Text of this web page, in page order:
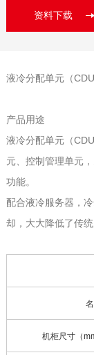
资料下载
液冷分配单元（CDU
产品用途
液冷分配单元（
元、控制管理单元
功能。
配合液冷服务器，
却，大大降低了传
机柜尺寸（